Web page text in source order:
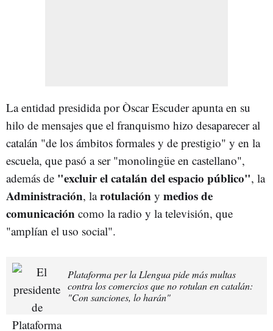
La entidad presidida por Òscar Escuder apunta en su
hilo de mensajes que el franquismo hizo desaparecer al
catalán "de los ámbitos formales y de prestigio" y en la
escuela, que pasó a ser "monolingüe en castellano",
además de "excluir el catalán del espacio público", la
Administración, larotulación y medios de
comunicación como la radio y la televisión, que
"amplían el uso social".
Plataforma per la Llengua pide más multas
contra los comercios que no rotulan en catalán:
"Con sanciones, lo harán"